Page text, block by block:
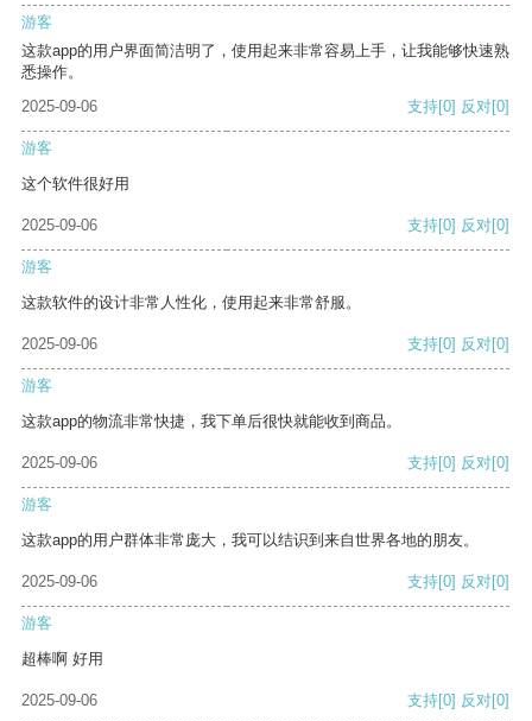
游客
这款app的用户界面简洁明了，使用起来非常容易上手，让我能够快速熟
悉操作。
2025-09-06
支持[0] 反对[0]
游客
这个软件很好用
2025-09-06 支持[0] 反对[0]
游客
这款软件的设计非常人性化，使用起来非常舒服。
2025-09-06 支持[0] 反对[0]
游客
这款app的物流非常快捷，我下单后很快就能收到商品。
2025-09-06 支持[0] 反对[0]
游客
这款app的用户群体非常庞大，我可以结识到来自世界各地的朋友。
2025-09-06 支持[0] 反对[0]
游客
超棒啊 好用
2025-09-06 支持[0] 反对[0]